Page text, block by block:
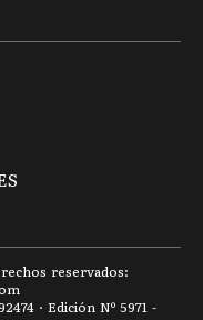
reservados:
· Edición Nº 5971 -